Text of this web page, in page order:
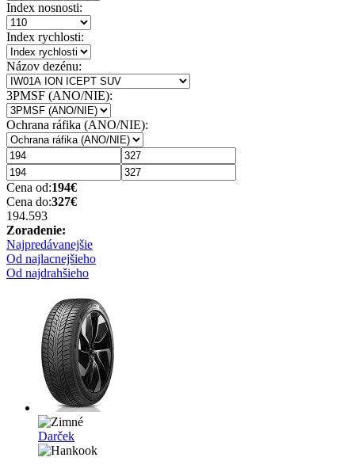
Index nosnosti:
Index rychlosti:
Názov dezénu:
3PMSF (ANO/NIE):
Ochrana ráfika (ANO/NIE):
Cena od:194€
Cena do:327€
194.593
Zoradenie:
Najpredávanejšie
Od najlacnejšieho
Od najdrahšieho
Darček